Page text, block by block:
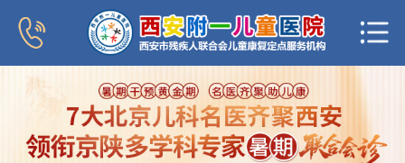
新闻中心